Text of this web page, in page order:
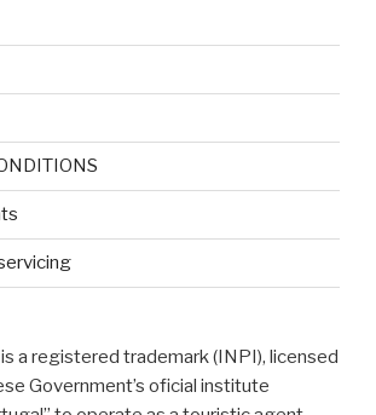
is a registered trademark (INPI), licensed
Government’s oficial institute